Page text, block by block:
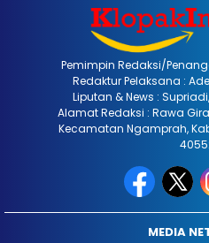
Pemimpin Redaksi/
Redaktur Pelaksana :
Liputan & News :
Alamat Redaksi : Rawa
Kecamatan Ngamprah,
MEDIA